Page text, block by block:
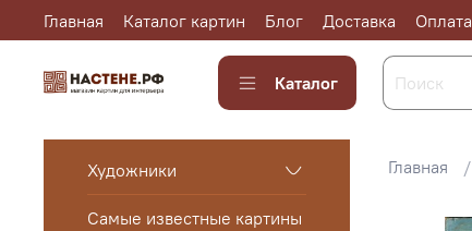
Главная Каталог картин Блог Доставка Оплата
Каталог
Главная
Художники
Самые известные картины